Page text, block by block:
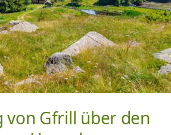
von Gfrill über den